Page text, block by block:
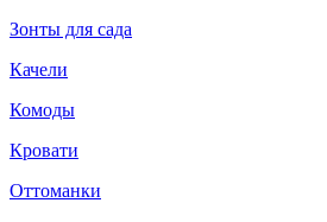
Зонты для сада
Качели
Комоды
Кровати
Оттоманки